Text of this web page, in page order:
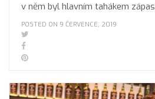
v něm byl hlavním tahákem zápas
POSTED ON 9 ČERVENCE, 2019